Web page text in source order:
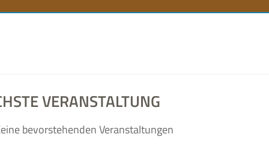
VERANSTALTUNG
bevor­ste­hen­den Veranstaltungen